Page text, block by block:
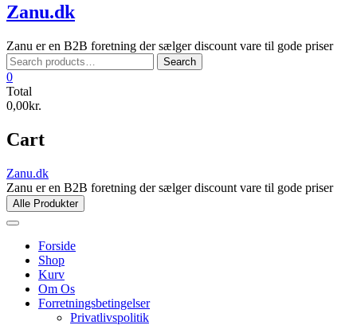
Zanu.dk
Zanu er en B2B foretning der sælger discount vare til gode priser
Search
for:
Search
0
Total
0,00kr.
Cart
Zanu.dk
Zanu er en B2B foretning der sælger discount vare til gode priser
Alle Produkter
Forside
Shop
Kurv
Om Os
Forretningsbetingelser
Privatlivspolitik